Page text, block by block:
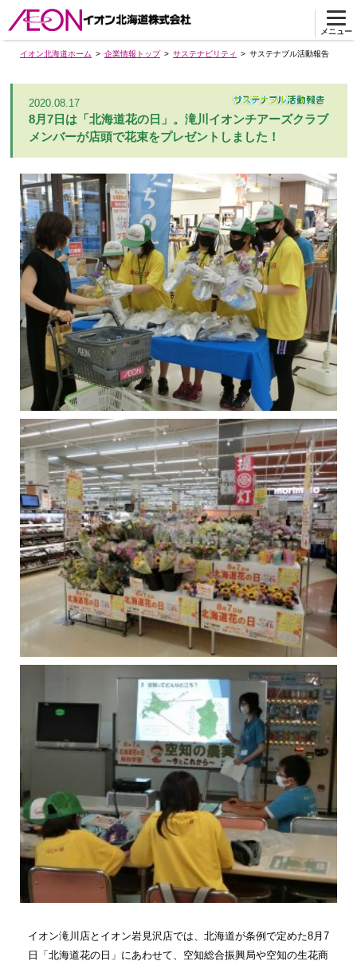
メニュー
イオン北海道ホーム 企業情報トップ サステナビリティ サステナブル活動報告
2020.08.17
8月7日は「北海道花の日」。滝川イオンチアーズクラブ
メンバーが店頭で花束をプレゼントしました！
イオン滝川店とイオン岩見沢店では、北海道が条例で定めた8月7
日「北海道花の日」にあわせて、空知総合振興局や空知の生花商